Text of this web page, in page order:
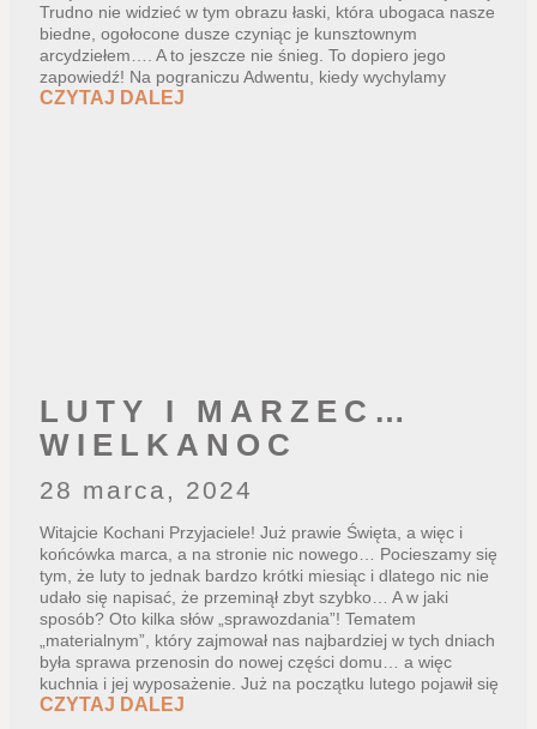
Trudno nie widzieć w tym obrazu łaski, która ubogaca nasze
biedne, ogołocone dusze czyniąc je kunsztownym
arcydziełem…. A to jeszcze nie śnieg. To dopiero jego
zapowiedź! Na pograniczu Adwentu, kiedy wychylamy
CZYTAJ DALEJ
LUTY I MARZEC…
WIELKANOC
28 marca, 2024
Witajcie Kochani Przyjaciele! Już prawie Święta, a więc i
końcówka marca, a na stronie nic nowego… Pocieszamy się
tym, że luty to jednak bardzo krótki miesiąc i dlatego nic nie
udało się napisać, że przeminął zbyt szybko… A w jaki
sposób? Oto kilka słów „sprawozdania”! Tematem
„materialnym”, który zajmował nas najbardziej w tych dniach
była sprawa przenosin do nowej części domu… a więc
kuchnia i jej wyposażenie. Już na początku lutego pojawił się
CZYTAJ DALEJ